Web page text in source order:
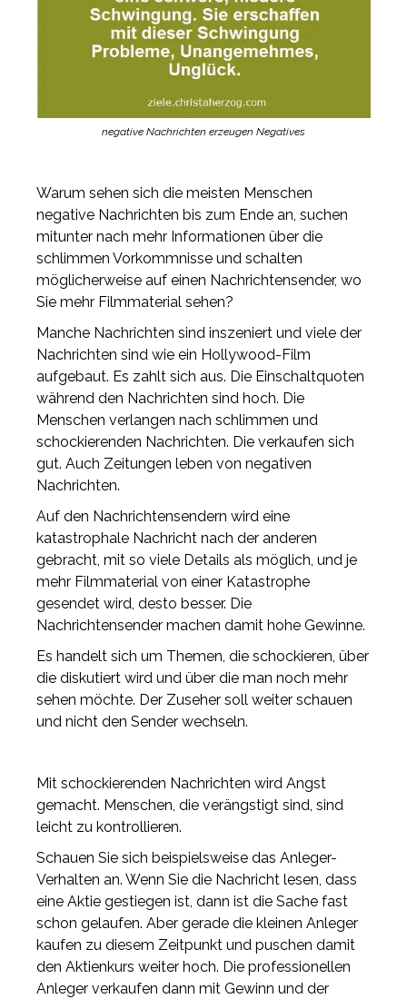
negative Nachrichten erzeugen Negatives
Warum sehen sich die meisten Menschen
negative Nachrichten bis zum Ende an, suchen
mitunter nach mehr Informationen über die
schlimmen Vorkommnisse und schalten
möglicherweise auf einen Nachrichtensender, wo
Sie mehr Filmmaterial sehen?
Manche Nachrichten sind inszeniert und viele der
Nachrichten sind wie ein Hollywood-Film
aufgebaut. Es zahlt sich aus. Die Einschaltquoten
während den Nachrichten sind hoch. Die
Menschen verlangen nach schlimmen und
schockierenden Nachrichten. Die verkaufen sich
gut. Auch Zeitungen leben von negativen
Nachrichten.
Auf den Nachrichtensendern wird eine
katastrophale Nachricht nach der anderen
gebracht, mit so viele Details als möglich, und je
mehr Filmmaterial von einer Katastrophe
gesendet wird, desto besser. Die
Nachrichtensender machen damit hohe Gewinne.
Es handelt sich um Themen, die schockieren, über
die diskutiert wird und über die man noch mehr
sehen möchte. Der Zuseher soll weiter schauen
und nicht den Sender wechseln.
Mit schockierenden Nachrichten wird Angst
gemacht. Menschen, die verängstigt sind, sind
leicht zu kontrollieren.
Schauen Sie sich beispielsweise das Anleger-
Verhalten an. Wenn Sie die Nachricht lesen, dass
eine Aktie gestiegen ist, dann ist die Sache fast
schon gelaufen. Aber gerade die kleinen Anleger
kaufen zu diesem Zeitpunkt und puschen damit
den Aktienkurs weiter hoch. Die professionellen
Anleger verkaufen dann mit Gewinn und der